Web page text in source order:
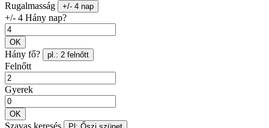
Rugalmasság +/- 4 nap
+/- 4 Hány nap?
OK
Hány fő? pl.: 2 felnőtt
Felnőtt
Gyerek
OK
Szavas keresés